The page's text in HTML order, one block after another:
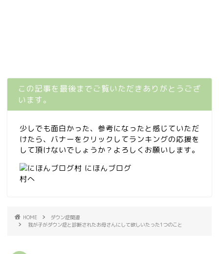
この記事を最後までご覧いただきありがとうござ
います。
少しでも面白かった、参考になったと感じていただ
けたら、バナーをクリックしてランキングの応援を
して頂けないでしょうか？よろしくお願いします。
HOME
ダウン症関連
我が子がダウン症と診断されたお母さんにして欲しいたった1つのこと